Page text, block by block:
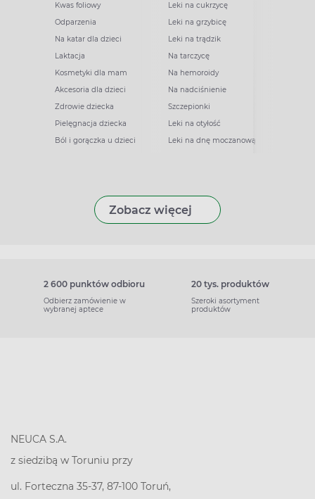
Kwas foliowy
Odparzenia
Na katar dla dzieci
Laktacja
Kosmetyki dla mam
Akcesoria dla dzieci
Zdrowie dziecka
Pielęgnacja dziecka
Ból i gorączka u dzieci
Leki na cukrzycę
Leki na grzybicę
Leki na trądzik
Na tarczycę
Na hemoroidy
Na nadciśnienie
Szczepionki
Leki na otyłość
Leki na dnę moczanową
Zobacz więcej
2 600 punktów odbioru
Odbierz zamówienie w
wybranej aptece
20 tys. produktów
Szeroki asortyment
produktów
NEUCA S.A.
z siedzibą w Toruniu przy
ul. Forteczna 35-37, 87-100 Toruń,